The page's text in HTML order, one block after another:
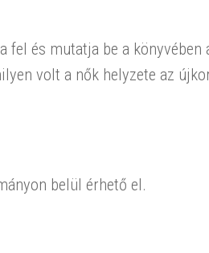
fel és mutatja be a könyvében
volt a nők helyzete az
belül érhető el.